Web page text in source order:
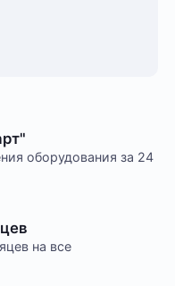
оборудования за 24
на все